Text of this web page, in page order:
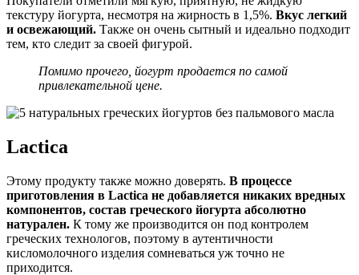
текстуру йогурта, несмотря на жирность в 1,5%. Вкус легкий
и освежающий. Также он очень сытный и идеально подходит
тем, кто следит за своей фигурой.
Помимо прочего, йогурт продается по самой
привлекательной цене.
Lactica
Этому продукту также можно доверять. В процессе
приготовления в Lactica не добавляется никаких вредных
компонентов, состав греческого йогурта абсолютно
натурален. К тому же производится он под контролем
греческих технологов, поэтому в аутентичности
кисломолочного изделия сомневаться уж точно не
приходится.